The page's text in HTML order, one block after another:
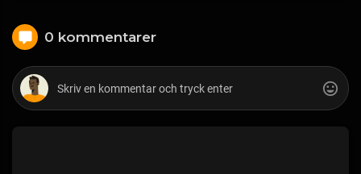
0 kommentarer